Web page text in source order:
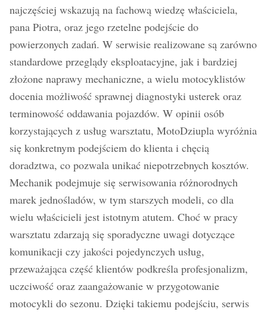
najczęściej wskazują na fachową wiedzę właściciela,
pana Piotra, oraz jego rzetelne podejście do
powierzonych zadań. W serwisie realizowane są zarówno
standardowe przeglądy eksploatacyjne, jak i bardziej
złożone naprawy mechaniczne, a wielu motocyklistów
docenia możliwość sprawnej diagnostyki usterek oraz
terminowość oddawania pojazdów. W opinii osób
korzystających z usług warsztatu, MotoDziupla wyróżnia
się konkretnym podejściem do klienta i chęcią
doradztwa, co pozwala unikać niepotrzebnych kosztów.
Mechanik podejmuje się serwisowania różnorodnych
marek jednośladów, w tym starszych modeli, co dla
wielu właścicieli jest istotnym atutem. Choć w pracy
warsztatu zdarzają się sporadyczne uwagi dotyczące
komunikacji czy jakości pojedynczych usług,
przeważająca część klientów podkreśla profesjonalizm,
uczciwość oraz zaangażowanie w przygotowanie
motocykli do sezonu. Dzięki takiemu podejściu, serwis